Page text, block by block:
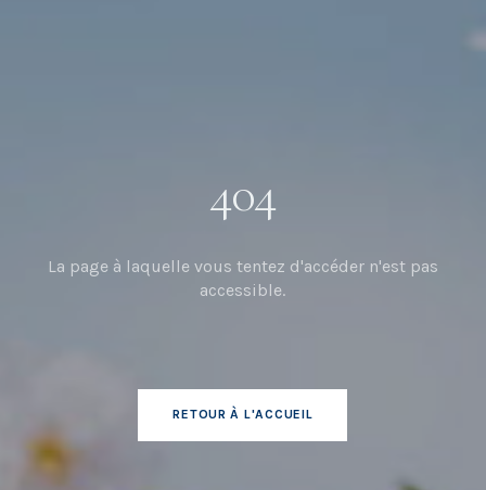
404
La page à laquelle vous tentez d'accéder n'est pas
accessible.
RETOUR À L'ACCUEIL